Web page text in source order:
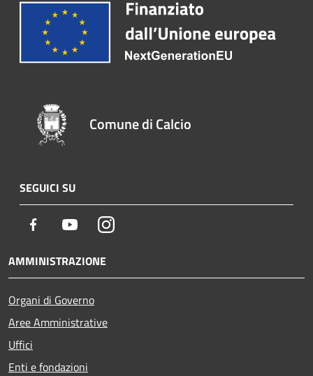
Comune di Calcio
SEGUICI SU
Facebook YoutubeInstagram
AMMINISTRAZIONE
Organi di Governo
Aree Amministrative
Uffici
Enti e fondazioni